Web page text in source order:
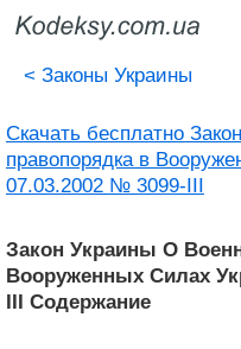
< Законы Украины
Скачать бесплатно
правопорядка в
07.03.2002 № 3099-III
Закон Украины О
Вооруженных Силах
III Содержание